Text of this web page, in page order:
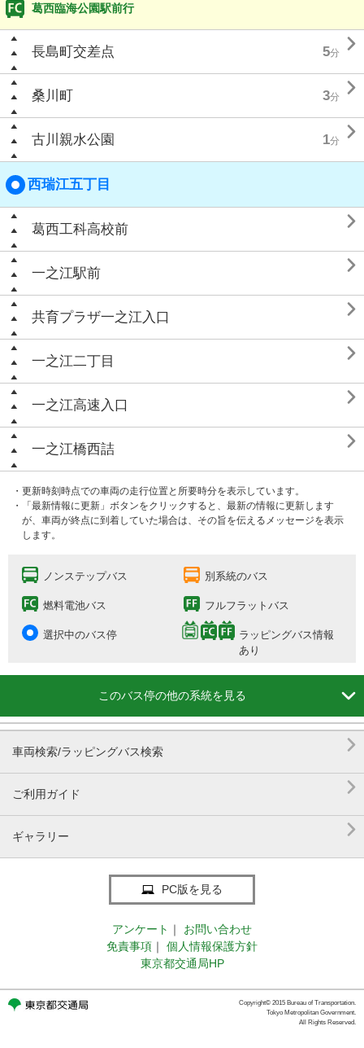
葛西臨海公園駅前行
長島町交差点 5分 
桑川町 3分 
古川親水公園 1分 
西瑞江五丁目
葛西工科高校前 
一之江駅前 
共育プラザ一之江入口 
一之江二丁目 
一之江高速入口 
一之江橋西詰 
・更新時刻時点での車両の走行位置と所要時分を表示しています。
・「最新情報に更新」ボタンをクリックすると、最新の情報に更新します
が、車両が終点に到着していた場合は、その旨を伝えるメッセージを表示
します。
ノンステップバス 別系統のバス
燃料電池バス フルフラットバス
選択中のバス停
ラッピングバス情報
あり
このバス停の他の系統を見る 
車両検索/ラッピングバス検索 
ご利用ガイド 
ギャラリー 
PC版を見る
アンケート ｜
お問い合わせ
免責事項 ｜
個人情報保護方針
東京都交通局HP
Copyright© 2015 Bureau of Transportation.
Tokyo Metropolitan Government.
All Rights Reserved.